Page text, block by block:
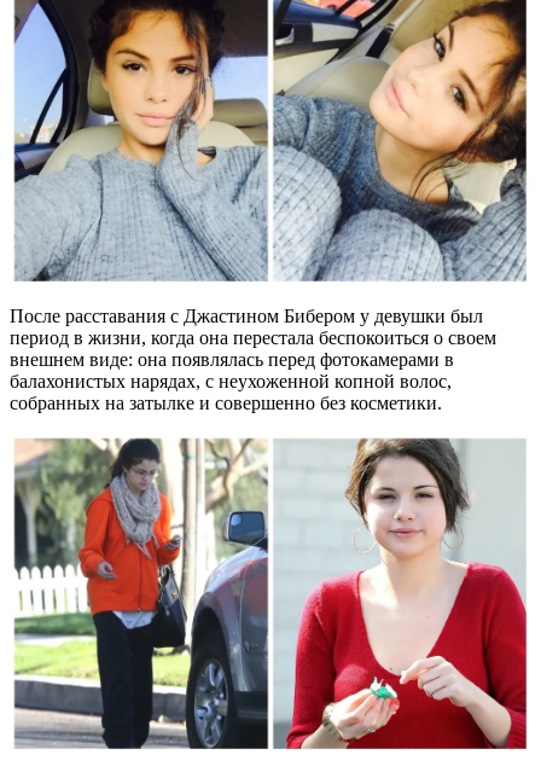
После расставания с Джастином Бибером у девушки был
период в жизни, когда она перестала беспокоиться о своем
внешнем виде: она появлялась перед фотокамерами в
балахонистых нарядах, с неухоженной копной волос,
собранных на затылке и совершенно без косметики.